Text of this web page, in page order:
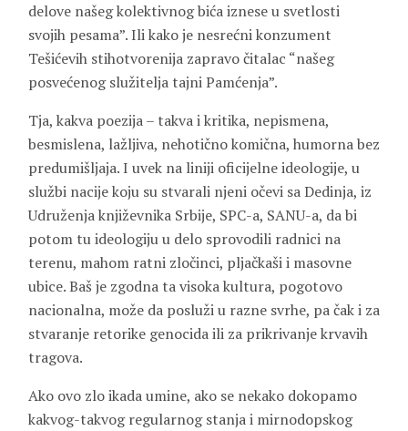
delove našeg kolektivnog bića iznese u svetlosti
svojih pesama”. Ili kako je nesrećni konzument
Tešićevih stihotvorenija zapravo čitalac “našeg
posvećenog služitelja tajni Pamćenja”.
Tja, kakva poezija – takva i kritika, nepismena,
besmislena, lažljiva, nehotično komična, humorna bez
predumišljaja. I uvek na liniji oficijelne ideologije, u
službi nacije koju su stvarali njeni očevi sa Dedinja, iz
Udruženja književnika Srbije, SPC-a, SANU-a, da bi
potom tu ideologiju u delo sprovodili radnici na
terenu, mahom ratni zločinci, pljačkaši i masovne
ubice. Baš je zgodna ta visoka kultura, pogotovo
nacionalna, može da posluži u razne svrhe, pa čak i za
stvaranje retorike genocida ili za prikrivanje krvavih
tragova.
Ako ovo zlo ikada umine, ako se nekako dokopamo
kakvog-takvog regularnog stanja i mirnodopskog